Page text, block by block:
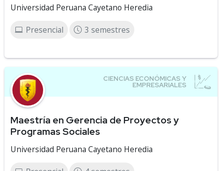
Universidad Peruana Cayetano Heredia
Presencial 3 semestres
Maestría en Gerencia de Proyectos y
Programas Sociales
Universidad Peruana Cayetano Heredia